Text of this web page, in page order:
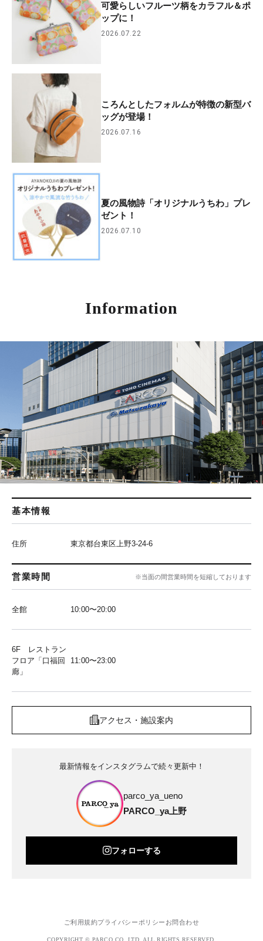
可愛らしいフルーツ柄をカラフル＆ポ
ップに！
2026.07.22
ころんとしたフォルムが特徴の新型バ
ッグが登場！
2026.07.16
夏の風物詩「オリジナルうちわ」プレ
ゼント！
2026.07.10
Information
基本情報
住所 東京都台東区上野3-24-6
営業時間 ※当面の間営業時間を短縮しております
全館 10:00〜20:00
6F レストラン
フロア「口福回
廊」
11:00〜23:00
アクセス・施設案内
最新情報をインスタグラムで続々更新中！
parco_ya_ueno
PARCO_ya上野
フォローする
ご利用規約プライバシーポリシー お問合わせ
COPYRIGHT © PARCO.CO.,LTD. ALL RIGHTS RESERVED.